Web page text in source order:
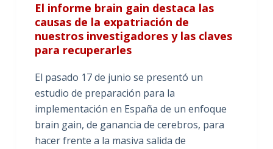
El informe brain gain destaca las
causas de la expatriación de
nuestros investigadores y las claves
para recuperarles
El pasado 17 de junio se presentó un
estudio de preparación para la
implementación en España de un enfoque
brain gain, de ganancia de cerebros, para
hacer frente a la masiva salida de